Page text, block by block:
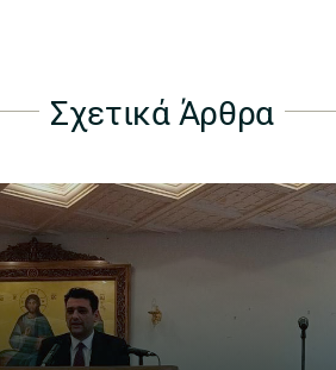
Σχετικά Άρθρα